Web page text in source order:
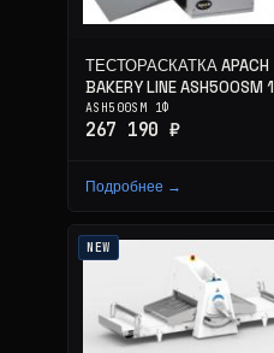
ТЕСТОРАСКАТКА APACH
BAKERY LINE ASH500SM
ASH500SM 1Ф
267 190 ₽
Подробнее →
NEW